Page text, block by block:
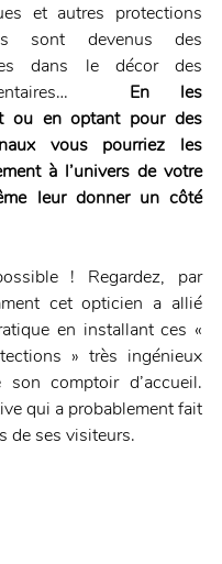
et autres protections
sont devenus des
dans le décor des
En les
ou en optant pour des
vous pourriez les
à l’univers de votre
leur donner un côté
! Regardez, par
cet opticien a allié
en installant ces «
» très ingénieux
son comptoir d’accueil.
qui a probablement fait
de ses visiteurs.